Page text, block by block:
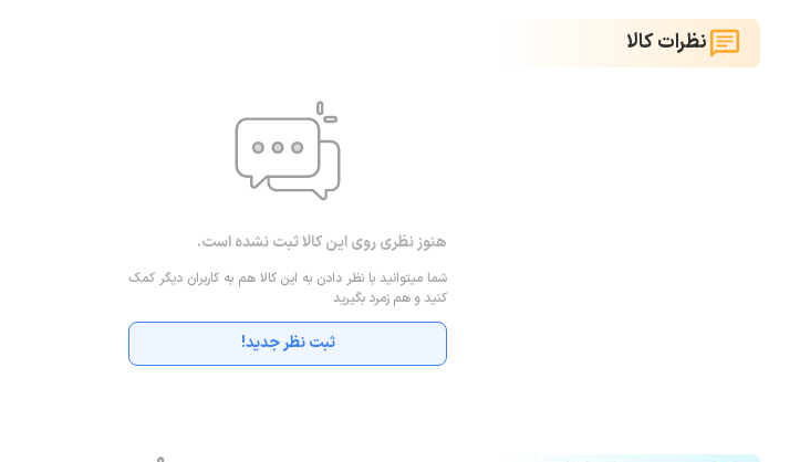
نظرات کالا
هنوز نظری روی این کالا ثبت نشده است.
شما میتوانید با نظر دادن به این کالا هم به کاربران دیگر کمک
کنید و هم زمرد بگیرید
ثبت نظر جدید!